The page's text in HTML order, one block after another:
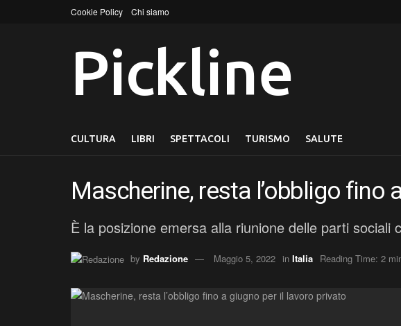
Cookie Policy Chi siamo
Pickline
CULTURA LIBRI SPETTACOLI TURISMO SALUTE
Mascherine, resta l’obbligo fino
È la posizione emersa alla riunione delle parti
by Redazione Maggio 5, 2022 in Italia Reading Time: 2